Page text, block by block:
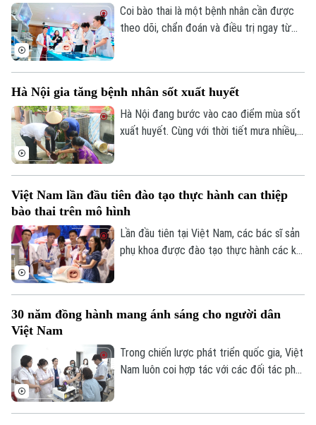
Chuyên mục
Thời sự
Hà Nội
Chính trị
Hà Nội
Nhịp sống Hà Nội
dân trên địa bàn thành phố đều có một
Sổ sức khỏe điện tử.
Coi bào thai là một bệnh nhân cần được
theo dõi, chẩn đoán và điều trị ngay từ
mạnh tại Hội thảo quốc tế "Y học bào
thai: Từ chẩn đoán trước sinh đến điều trị
can thiệp bào thai đa chuyên ngành", diễn
Hà Nội gia tăng bệnh nhân sốt xuất huyết
Hà Nội đang bước vào cao điểm mùa sốt
xuất huyết. Cùng với thời tiết mưa nhiều,
đồng không chủ động thực hiện các biện
pháp phòng, chống.
Việt Nam lần đầu tiên đào tạo thực hành can thiệp
bào thai trên mô hình
Lần đầu tiên tại Việt Nam, các bác sĩ sản
phụ khoa được đào tạo thực hành các kỹ
thế giới. Hoạt động diễn ra trong khuôn
2026.
30 năm đồng hành mang ánh sáng cho người dân
Việt Nam
Trong chiến lược phát triển quốc gia, Việt
Nam luôn coi hợp tác với các đối tác phát